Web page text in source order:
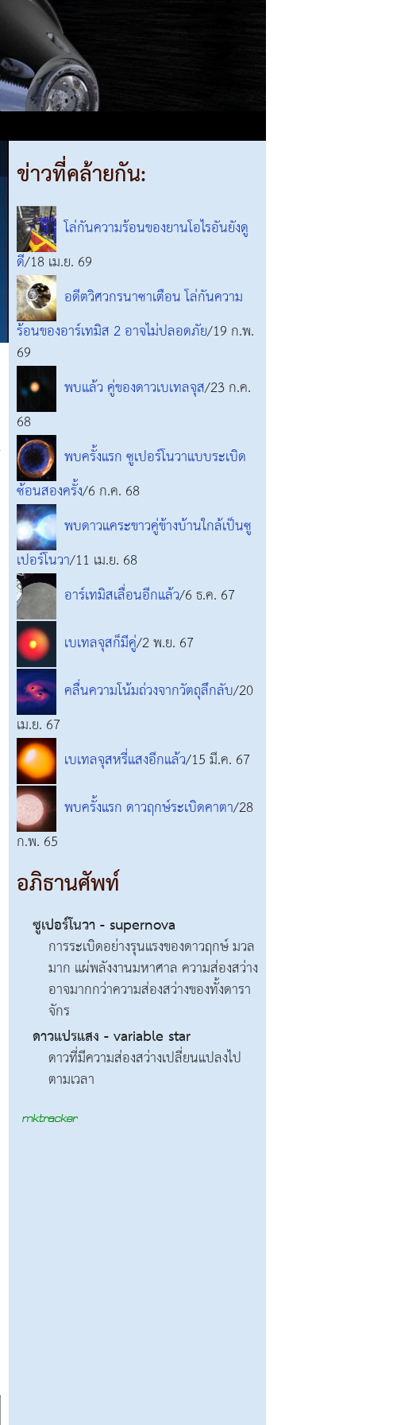
ข่าวที่คล้ายกัน:
โล่กันความร้อนของยานโอไรอันยังดู
ดี/18 เม.ย. 69
อดีตวิศวกรนาซาเตือน โล่กันความ
ร้อนของอาร์เทมิส 2 อาจไม่ปลอดภัย/19 ก.พ.
69
พบแล้ว คู่ของดาวเบเทลจุส/23 ก.ค.
68
พบครั้งแรก ซูเปอร์โนวาแบบระเบิด
ซ้อนสองครั้ง/6 ก.ค. 68
พบดาวแคระขาวคู่ข้างบ้านใกล้เป็นซู
เปอร์โนวา/11 เม.ย. 68
อาร์เทมิสเลื่อนอีกแล้ว/6 ธ.ค. 67
เบเทลจุสก็มีคู่/2 พ.ย. 67
คลื่นความโน้มถ่วงจากวัตถุลึกลับ/20
เม.ย. 67
เบเทลจุสหรี่แสงอีกแล้ว/15 มี.ค. 67
พบครั้งแรก ดาวฤกษ์ระเบิดคาตา/28
ก.พ. 65
อภิธานศัพท์
ซูเปอร์โนวา - supernova
การระเบิดอย่างรุนแรงของดาวฤกษ์ มวล
มาก แผ่พลังงานมหาศาล ความส่องสว่าง
อาจมากกว่าความส่องสว่างของทั้งดารา
จักร
ดาวแปรแสง - variable star
ดาวที่มีความส่องสว่างเปลี่ยนแปลงไป
ตามเวลา